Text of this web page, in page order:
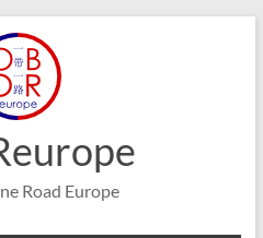
Road Europe